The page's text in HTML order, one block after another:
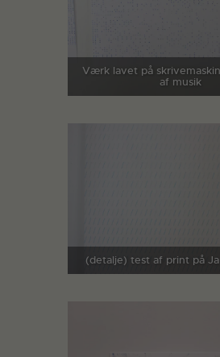
Værk lavet på
af musik
(detalje) test af print på